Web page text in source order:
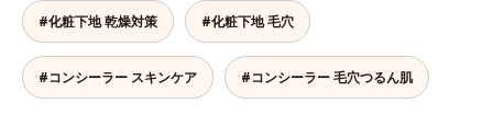
#化粧下地 乾燥対策 #化粧下地 毛穴
#コンシーラー スキンケア #コンシーラー 毛穴つるん肌